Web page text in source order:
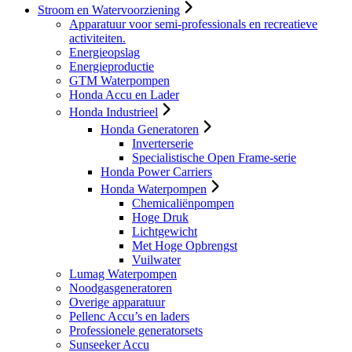
Stroom en Watervoorziening
Apparatuur voor semi-professionals en recreatieve
activiteiten.
Energieopslag
Energieproductie
GTM Waterpompen
Honda Accu en Lader
Honda Industrieel
Honda Generatoren
Inverterserie
Specialistische Open Frame-serie
Honda Power Carriers
Honda Waterpompen
Chemicaliënpompen
Hoge Druk
Lichtgewicht
Met Hoge Opbrengst
Vuilwater
Lumag Waterpompen
Noodgasgeneratoren
Overige apparatuur
Pellenc Accu’s en laders
Professionele generatorsets
Sunseeker Accu